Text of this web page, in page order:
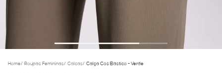
Home/ Roupas Femininas/ Calcas/ Calça Cós Elástico - Verde